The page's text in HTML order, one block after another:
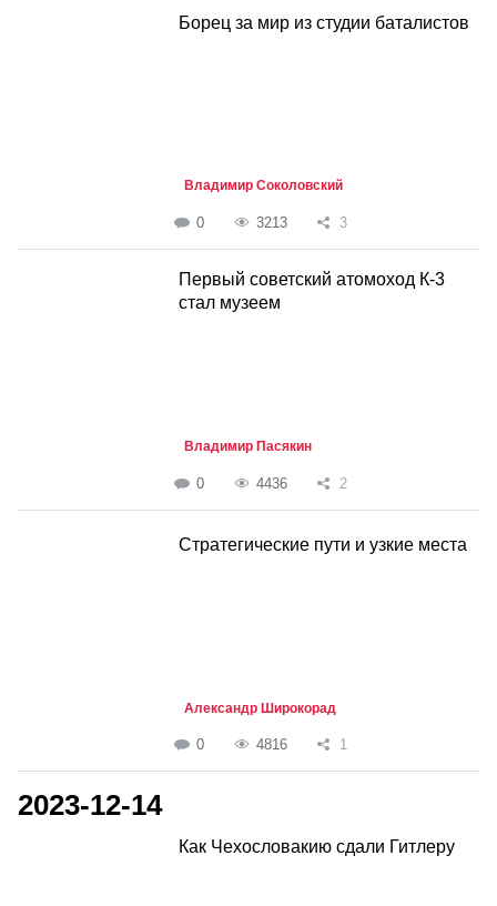
Борец за мир из студии баталистов
Владимир Соколовский
0 3213 3
Первый советский атомоход К-3
стал музеем
Владимир Пасякин
0 4436 2
Стратегические пути и узкие места
Александр Широкорад
0 4816 1
2023-12-14
Как Чехословакию сдали Гитлеру